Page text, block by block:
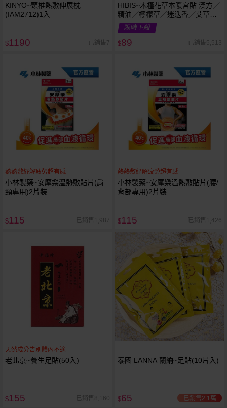
KINYO~頸椎熱敷伸展枕
(IAM2712)1入
$1190 已銷售7
HIBIS~木槿花草本暖宮貼 漢方／
精油／檸檬草／迷迭香／艾草／
生薑／綜合 (3片入) 款式可選 暖
暖包
限時下殺
$89 已銷售5,513
熱熱敷紓解疲勞超有感
小林製藥~安摩樂溫熱敷貼片(肩
頸專用)2片裝
$115 已銷售1,987
熱熱敷紓解疲勞超有感
小林製藥~安摩樂溫熱敷貼片(腰/
背部專用)2片裝
$115 已銷售1,426
天然成分告別體內不適
老北京~養生足貼(50入)
$155 已銷售8,160
泰國 LANNA 蘭納~足貼(10片入)
$65 已銷售2.1萬